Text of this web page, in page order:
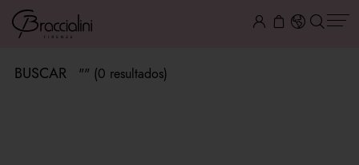
BUSCAR "" (0 resultados)